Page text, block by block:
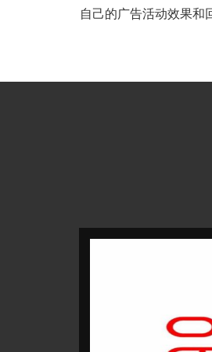
自己的广告活动效果和